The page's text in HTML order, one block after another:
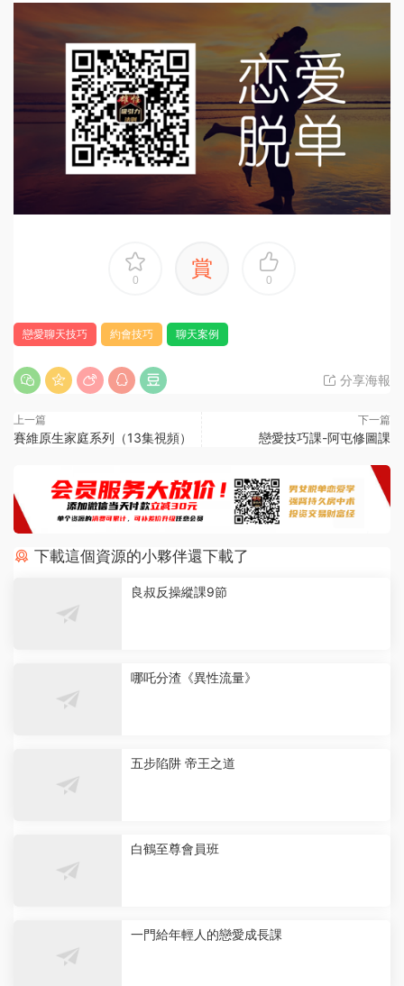
0 賞 0
戀愛聊天技巧 約會技巧 聊天案例
分享海報
上一篇
賽維原生家庭系列（13集視頻）
下一篇
戀愛技巧課-阿屯修圖課
下載這個資源的小夥伴還下載了
良叔反操縱課9節
哪吒分渣《異性流量》
五步陷阱 帝王之道
白鶴至尊會員班
一門給年輕人的戀愛成長課